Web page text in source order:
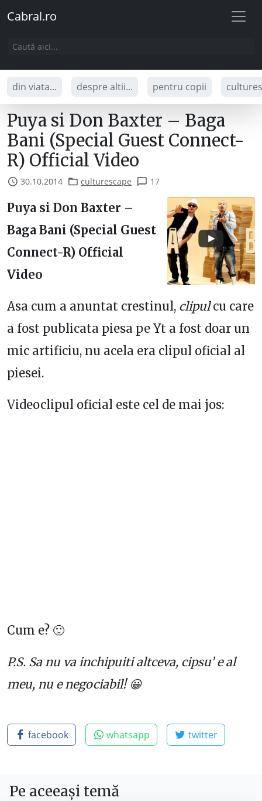
Cabral.ro
din viata... despre altii... pentru copii
Puya si Don Baxter – Baga
Bani (Special Guest Connect-
R) Official Video
30.10.2014 culturescape 17
Puya si Don Baxter –
Baga Bani (Special Guest
Connect-R) Official
Video
Asa cum a anuntat crestinul, clipulcu care
a fost publicata piesa pe Yt a fost doar un
mic artificiu, nu acela era clipul oficial al
piesei.
Videoclipul oficial este cel de mai jos:
Cum e? 🙂
P.S. Sa nu va inchipuiti altceva, cipsu’ e al
meu, nu e negociabil! 😀
facebook whatsapp twitter
Pe aceeași temă